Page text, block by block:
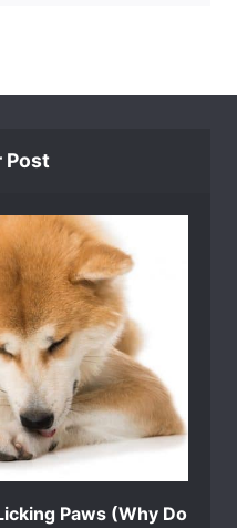
Post
Paws (Why Do